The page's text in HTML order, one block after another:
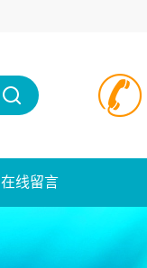
在线留言